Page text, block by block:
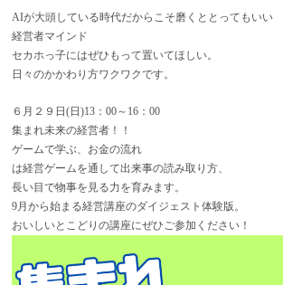
AIが大頭している時代だからこそ磨くととってもいい
経営者マインド
セカホっ子にはぜひもって置いてほしい。
日々のかかわり方ワクワクです。
６月２９日(日)13：00～16：00
集まれ未来の経営者！！
ゲームで学ぶ、お金の流れ
は経営ゲームを通して出来事の読み取り方、
長い目で物事を見る力を育みます。
9月から始まる経営講座のダイジェスト体験版。
おいしいとこどりの講座にぜひご参加ください！